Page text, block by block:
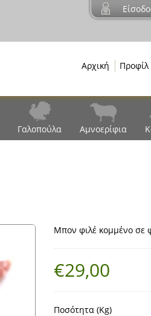
Αρχική Προφίλ
Γαλοπούλα Αμνοερίφια
Μπον φιλέ κομμένο σε
€29,00
Ποσότητα (Kg)